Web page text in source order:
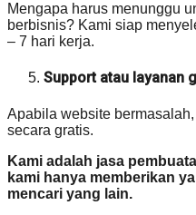
Mengapa harus menunggu
berbisnis? Kami siap
– 7 hari kerja.
Support atau layanan
Apabila website
secara gratis.
Kami adalah jasa
kami hanya memberikan
mencari yang lain.